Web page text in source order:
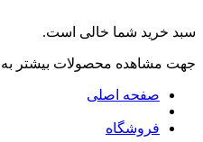
سبد خرید شما خالی است.
جهت مشاهده محصولات بیشتر به
صفحه اصلی
فروشگاه